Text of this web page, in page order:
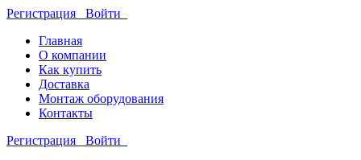
Регистрация Войти
Главная
О компании
Как купить
Доставка
Монтаж оборудования
Контакты
Регистрация Войти